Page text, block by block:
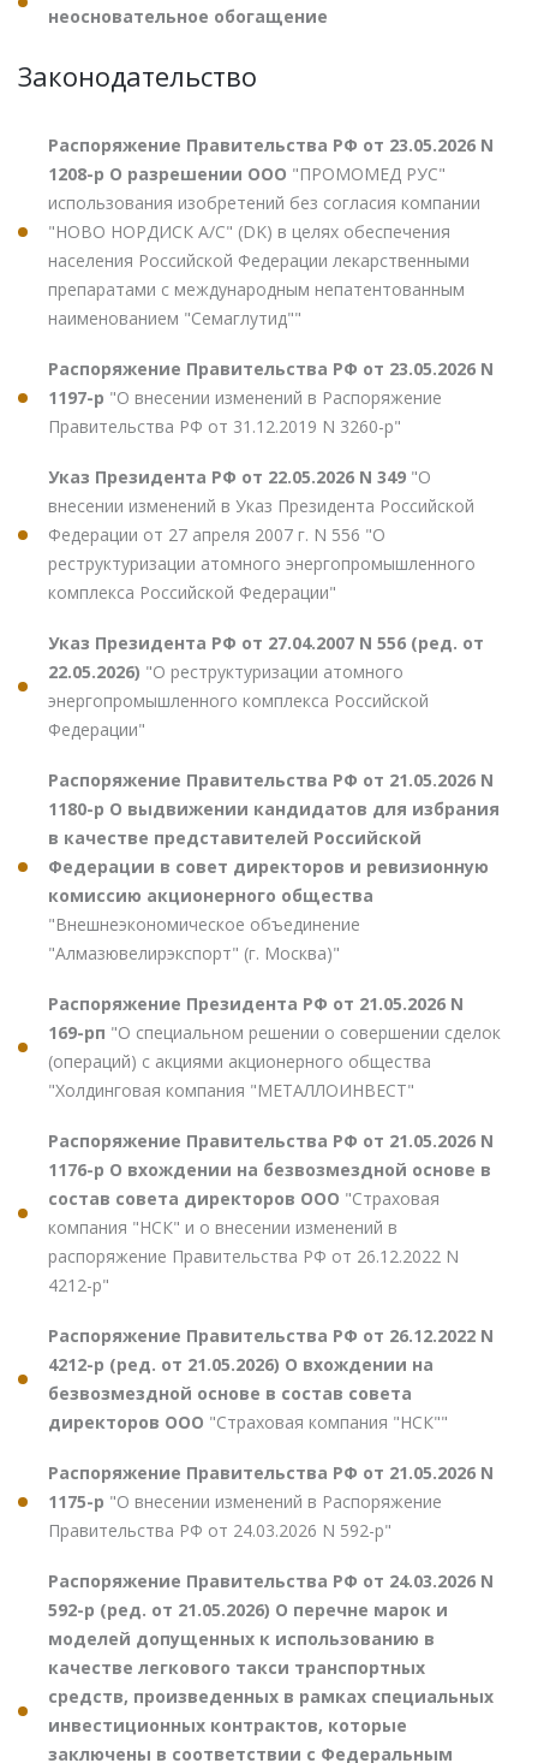
неосновательное обогащение
Законодательство
Распоряжение Правительства РФ от 23.05.2026 N
1208-р О разрешении ООО "ПРОМОМЕД РУС"
использования изобретений без согласия компании
"НОВО НОРДИСК А/С" (DK) в целях обеспечения
населения Российской Федерации лекарственными
препаратами с международным непатентованным
наименованием "Семаглутид""
Распоряжение Правительства РФ от 23.05.2026 N
1197-р "О внесении изменений в Распоряжение
Правительства РФ от 31.12.2019 N 3260-р"
Указ Президента РФ от 22.05.2026 N 349 "О
внесении изменений в Указ Президента Российской
Федерации от 27 апреля 2007 г. N 556 "О
реструктуризации атомного энергопромышленного
комплекса Российской Федерации"
Указ Президента РФ от 27.04.2007 N 556 (ред. от
22.05.2026) "О реструктуризации атомного
энергопромышленного комплекса Российской
Федерации"
Распоряжение Правительства РФ от 21.05.2026 N
1180-р О выдвижении кандидатов для избрания
в качестве представителей Российской
Федерации в совет директоров и ревизионную
комиссию акционерного общества
"Внешнеэкономическое объединение
"Алмазювелирэкспорт" (г. Москва)"
Распоряжение Президента РФ от 21.05.2026 N
169-рп "О специальном решении о совершении сделок
(операций) с акциями акционерного общества
"Холдинговая компания "МЕТАЛЛОИНВЕСТ"
Распоряжение Правительства РФ от 21.05.2026 N
1176-р О вхождении на безвозмездной основе в
состав совета директоров ООО "Страховая
компания "НСК" и о внесении изменений в
распоряжение Правительства РФ от 26.12.2022 N
4212-р"
Распоряжение Правительства РФ от 26.12.2022 N
4212-р (ред. от 21.05.2026) О вхождении на
безвозмездной основе в состав совета
директоров ООО "Страховая компания "НСК""
Распоряжение Правительства РФ от 21.05.2026 N
1175-р "О внесении изменений в Распоряжение
Правительства РФ от 24.03.2026 N 592-р"
Распоряжение Правительства РФ от 24.03.2026 N
592-р (ред. от 21.05.2026) О перечне марок и
моделей допущенных к использованию в
качестве легкового такси транспортных
средств, произведенных в рамках специальных
инвестиционных контрактов, которые
заключены в соответствии с Федеральным